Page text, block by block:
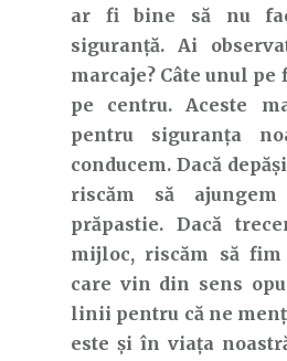
ar fi bine să nu
siguranță. Ai
marcaje? Câte unul
pe centru. Aceste
pentru siguranța
conducem. Dacă
riscăm să
prăpastie. Dacă
mijloc, riscăm să
care vin din sens
linii pentru că ne
este și în viața